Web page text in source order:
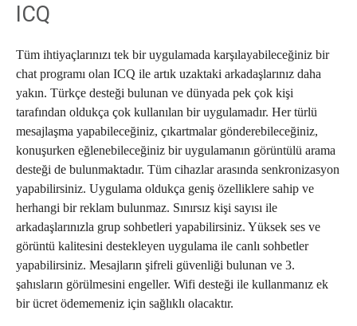
ICQ
Tüm ihtiyaçlarınızı tek bir uygulamada karşılayabileceğiniz bir
chat programı olan ICQ ile artık uzaktaki arkadaşlarınız daha
yakın. Türkçe desteği bulunan ve dünyada pek çok kişi
tarafından oldukça çok kullanılan bir uygulamadır. Her türlü
mesajlaşma yapabileceğiniz, çıkartmalar gönderebileceğiniz,
konuşurken eğlenebileceğiniz bir uygulamanın görüntülü arama
desteği de bulunmaktadır. Tüm cihazlar arasında senkronizasyon
yapabilirsiniz. Uygulama oldukça geniş özelliklere sahip ve
herhangi bir reklam bulunmaz. Sınırsız kişi sayısı ile
arkadaşlarınızla grup sohbetleri yapabilirsiniz. Yüksek ses ve
görüntü kalitesini destekleyen uygulama ile canlı sohbetler
yapabilirsiniz. Mesajların şifreli güvenliği bulunan ve 3.
şahısların görülmesini engeller. Wifi desteği ile kullanmanız ek
bir ücret ödememeniz için sağlıklı olacaktır.